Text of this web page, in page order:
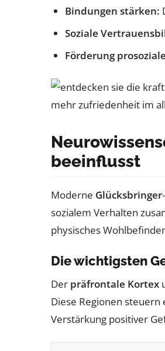
Bindungen stärken:
Soziale
Förderung
beeinflusst
Moderne Glücksbringer
sozialem Verhalten
physisches
Die wichtigsten
Der präfrontale Kortex
Diese Regionen
Verstärkung positiver